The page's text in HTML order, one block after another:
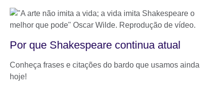
Por que Shakespeare continua atual
Conheça frases e citações do bardo que usamos ainda
hoje!